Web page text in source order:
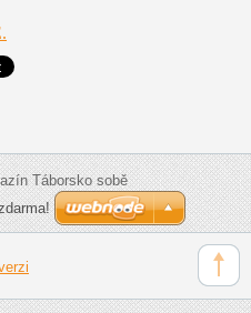
Táborsko sobě